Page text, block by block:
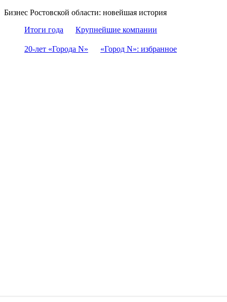
Бизнес Ростовской области: новейшая история
Итоги года
Крупнейшие компании
20-лет «Города N» «Город N»: избранное